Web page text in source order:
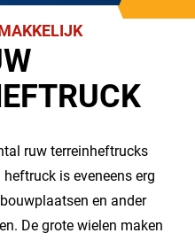
ruw terreinheftrucks
is eveneens erg
en ander
De grote wielen maken